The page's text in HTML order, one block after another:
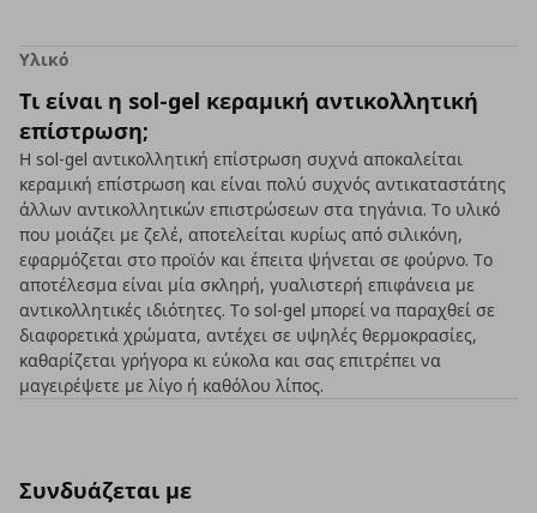
Υλικό
Τι είναι η sol-gel κεραμική αντικολλητική
επίστρωση;
Η sol-gel αντικολλητική επίστρωση συχνά αποκαλείται
κεραμική επίστρωση και είναι πολύ συχνός αντικαταστάτης
άλλων αντικολλητικών επιστρώσεων στα τηγάνια. Το υλικό
που μοιάζει με ζελέ, αποτελείται κυρίως από σιλικόνη,
εφαρμόζεται στο προϊόν και έπειτα ψήνεται σε φούρνο. Το
αποτέλεσμα είναι μία σκληρή, γυαλιστερή επιφάνεια με
αντικολλητικές ιδιότητες. Το sol-gel μπορεί να παραχθεί σε
διαφορετικά χρώματα, αντέχει σε υψηλές θερμοκρασίες,
καθαρίζεται γρήγορα κι εύκολα και σας επιτρέπει να
μαγειρέψετε με λίγο ή καθόλου λίπος.
Συνδυάζεται με